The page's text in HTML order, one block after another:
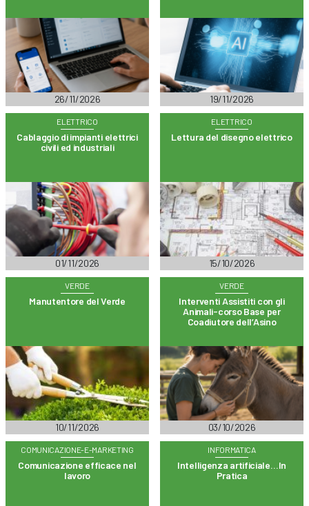
26/11/2026 19/11/2026
ELETTRICO
Cablaggio di impianti elettrici
civili ed industriali
01/11/2026
ELETTRICO
Lettura del disegno elettrico
15/10/2026
VERDE
Manutentore del Verde
10/11/2026
VERDE
Interventi Assistiti con gli
Animali-corso Base per
Coadiutore dell’Asino
03/10/2026
COMUNICAZIONE-E-MARKETING
Comunicazione efficace nel
lavoro
INFORMATICA
Intelligenza artificiale…In
Pratica